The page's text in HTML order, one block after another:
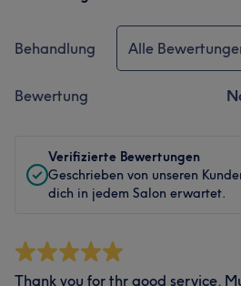
Behandlung Alle
Bewertung
Verifizierte Bewertungen
Geschrieben von unseren
dich in jedem Salon erwartet.
Thank you for thr good service.